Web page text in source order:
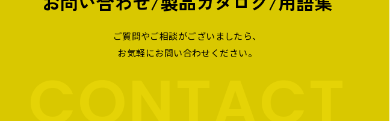
ご質問やご相談がございましたら、
お気軽にお問い合わせください。
CONTACT